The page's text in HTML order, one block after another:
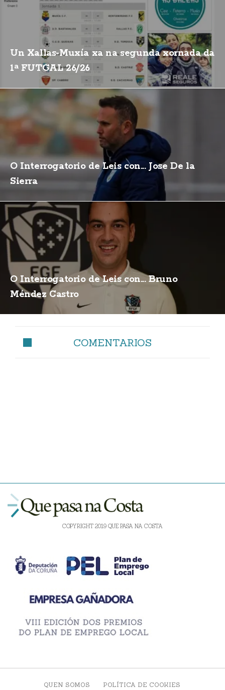
Un Xallas-Muxía xa na segunda xornada da
1ª FUTGAL 26/26
O Interrogatorio de Leis con... Jose De la
Sierra
O Interrogatorio de Leis con... Bruno
Méndez Castro
COMENTARIOS
COPYRIGHT 2019 QUE PASA NA COSTA
QUEN SOMOS POLÍTICA DE COOKIES